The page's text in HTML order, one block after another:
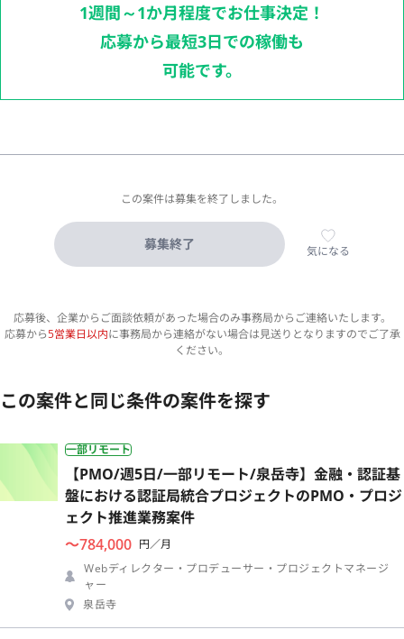
1週間～1か月程度でお仕事決定！
応募から最短3日での稼働も
可能です。
この案件は募集を終了しました。
募集終了 気になる
応募後、企業からご面談依頼があった場合のみ事務局からご連絡いたします。
応募から5営業日以内に事務局から連絡がない場合は見送りとなりますのでご了承
ください。
この案件と同じ条件の案件を探す
一部リモート
【PMO/週5日/一部リモート/泉岳寺】金融・認証基
盤における認証局統合プロジェクトのPMO・プロジ
ェクト推進業務案件
〜784,000 円／月
Webディレクター・プロデューサー・プロジェクトマネージ
ャー
泉岳寺